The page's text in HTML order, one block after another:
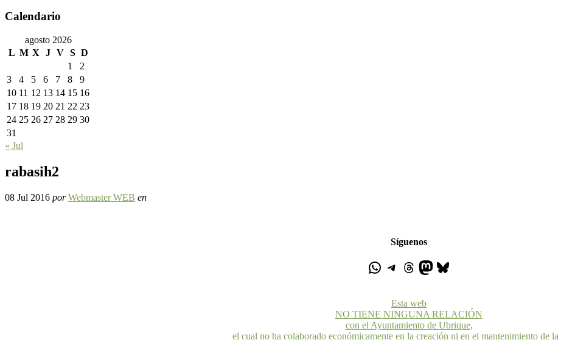
Calendario
agosto 2026
L M X J V S D
1
2
3
4 5 6 7 8
9
10 11 12 13 14 15 16
17 18 19 20 21 22 23
24 25 26 27 28 29 30
31
« Jul
rabasih2
08 Jul 2016 por Webmaster WEB en
Síguenos
Esta web
NO TIENE NINGUNA RELACIÓN
con el Ayuntamiento de Ubrique,
el cual no ha colaborado económicamente en la creación ni en el mantenimiento de la